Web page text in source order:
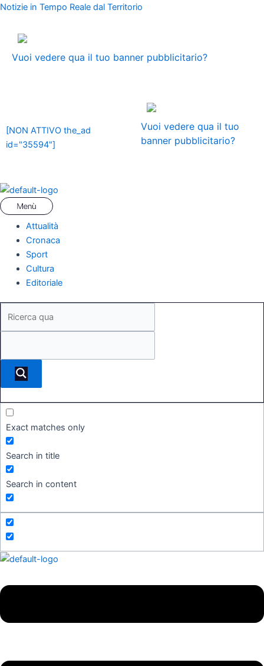
Vai
contenuto
Notizie in Tempo Reale dal Territorio
Vuoi vedere qua il tuo banner pubblicitario?
[NON ATTIVO the_ad
id="35594"]
ADS
Vuoi vedere qua il tuo
banner pubblicitario?
Menu
Attualità
Cronaca
Sport
Cultura
Editoriale
Exact matches only
Search in title
Search in content
Navigazione